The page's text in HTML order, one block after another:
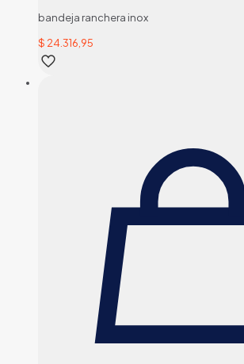
bandeja ranchera inox
$ 24.316,95